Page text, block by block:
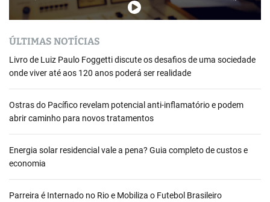
ÚLTIMAS NOTÍCIAS
Livro de Luiz Paulo Foggetti discute os desafios de uma sociedade
onde viver até aos 120 anos poderá ser realidade
Ostras do Pacífico revelam potencial anti-inflamatório e podem
abrir caminho para novos tratamentos
Energia solar residencial vale a pena? Guia completo de custos e
economia
Parreira é Internado no Rio e Mobiliza o Futebol Brasileiro